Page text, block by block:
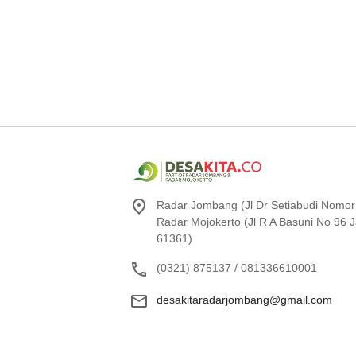
Radar Jombang (Jl Dr Setiabudi
Radar Mojokerto (Jl R A Basuni No 96
61361)
(0321) 875137 / 081336610001
desakitaradarjombang@gmail.com